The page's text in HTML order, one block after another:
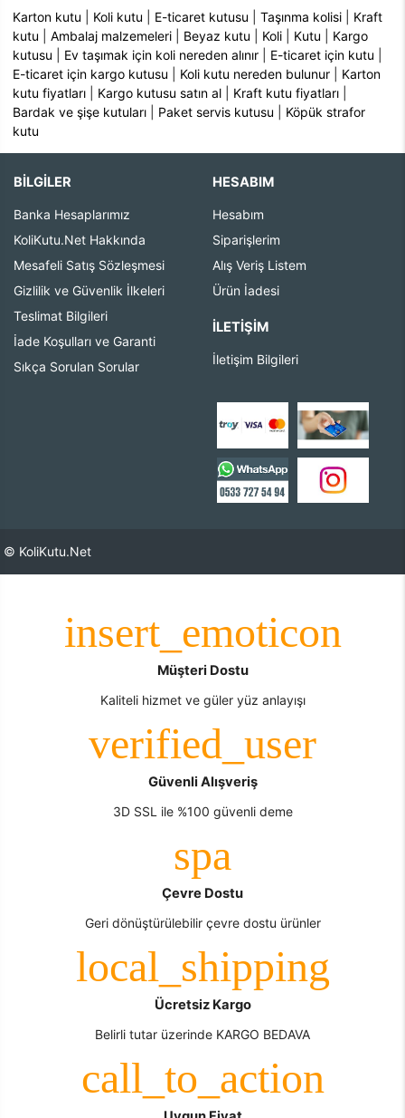
Karton kutu Koli kutu E-ticaret kutusu |Taşınma kolisi
Kraft
kutu |Ambalaj malzemeleri Beyaz kutu Koli Kutu
Kargo
kutusu
Ev taşımak için koli nereden alınır E-ticaret için kutu
E-ticaret için kargo kutusu
Koli kutu nereden bulunur
Karton
kutu fiyatları
Kargo kutusu satın al Kraft kutu fiyatları
Bardak ve şişe kutuları
Paket servis kutusu
Köpük strafor
kutu
BİLGİLER
Banka Hesaplarımız
KoliKutu.Net Hakkında
Mesafeli Satış Sözleşmesi
Gizlilik ve Güvenlik İlkeleri
Teslimat Bilgileri
İade Koşulları ve Garanti
Sıkça Sorulan Sorular
HESABIM
Hesabım
Siparişlerim
Alış Veriş Listem
Ürün İadesi
İLETIŞIM
İletişim Bilgileri
© KoliKutu.Net
Müşteri Dostu
Kaliteli hizmet ve güler yüz anlayışı
Güvenli Alışveriş
3D SSL ile %100 güvenli deme
Çevre Dostu
Geri dönüştürülebilir çevre dostu ürünler
Ücretsiz Kargo
Belirli tutar üzerinde KARGO BEDAVA